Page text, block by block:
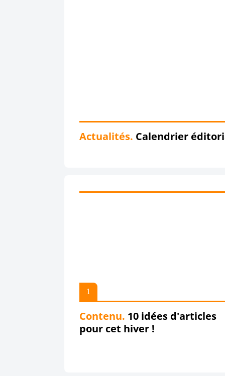
Actualités. Calendrier
Contenu. 10 idées d'articles
pour cet hiver !